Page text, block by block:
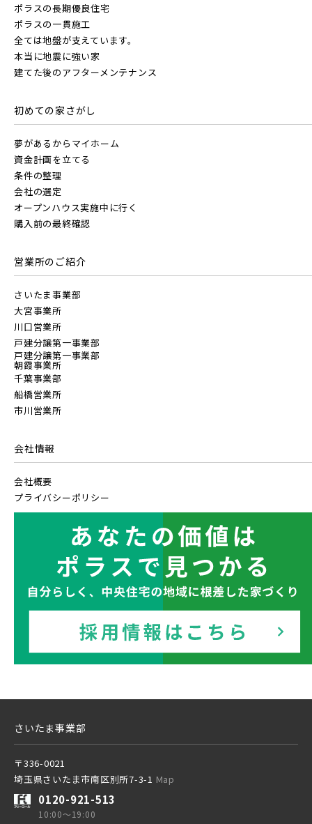
JR東北本線 [宇都宮線]
JR高崎線
JR武蔵野線
JR常磐線 [各駅停車]
JR常磐線 [快速]
JR常磐線 [上野～仙台]
JR中央・総武線 [各駅停車]
JR京葉線
JR成田線 [我孫子～成田]
JR中央線
東武スカイツリーライン
東武日光線
【予告広告】リーズン青砥 アイ・ラウンジ
【予告広告】◆京成本線・京成押上線「青砥」駅徒歩8分の駅
近プロジェクト始動!!◆京成押上線「京成立石」駅徒歩10分◆
京成本線「お花茶屋」駅徒歩15分〈3駅2路線...
地図内の物件アイコンを
クリックすると
物件概要が表示されます
地図にあるご希望の物件アイコンをクリックすると
見学OK
駅から10分以内
画像
キッチン
こだわり条件
指定なし
販売開始前の物件
埼玉県川口市
千葉県船橋市 千葉県船橋市
さらに表示する
JR京浜東北線
JR埼京線
JR川越線
JR東北本線 [宇都宮線]
JR高崎線
JR武蔵野線
JR常磐線 [各駅停車]
JR常磐線 [快速]
JR中央・総武線 [各駅停車]
JR総武線 [快速]
JR京葉線
JR成田線 [我孫子～成田]
JR中央線
見学OK
【予告広告】リーズン青砥 アイ・ラウンジ
近プロジェクト始動!!◆京成押上線「京成立石」駅徒歩10分◆
地図内の物件アイコンを
クリックすると
このカコミに
物件概要が表示されます
地図にあるご希望の物件アイコンをクリックすると
見学OK
見学不可
すぐに入居可能
地域
すべて
画像
すべて
キッチン
こだわり条件
指定なし
販売開始前の物件
千葉県千葉市稲毛区 千葉県千葉市美浜区
ポラスの長期優良住宅
ポラスの一貫施工
全ては地盤が支えています。
本当に地震に強い家
建てた後のアフターメンテナンス
初めての家さがし
夢があるからマイホーム
資金計画を立てる
条件の整理
会社の選定
オープンハウス実施中に行く
購入前の最終確認
営業所のご紹介
さいたま事業部
大宮事業所
川口営業所
戸建分譲第一事業部
戸建分譲第一事業部
朝霞事業所
千葉事業部
船橋営業所
市川営業所
会社情報
会社概要
プライバシーポリシー
さいたま事業部
〒336-0021
埼玉県さいたま市南区別所7-3-1 Map
0120-921-513
10:00～19:00